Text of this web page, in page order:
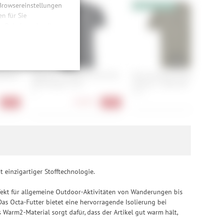
für Sie
werden Ihre
den
unter
Ortovox 120 Merino Cool Tec
10% Extrarabatt
einzigartiger Stofftechnologie.
für allgemeine Outdoor-Aktivitäten von Wanderungen bis
Octa-Futter bietet eine hervorragende Isolierung bei
Material sorgt dafür, dass der Artikel gut warm hält,